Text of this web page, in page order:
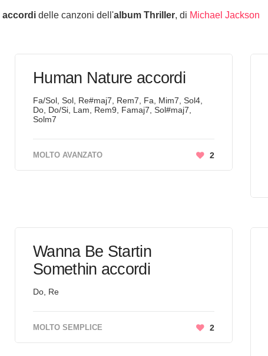
accordidelle canzoni dell'album Thriller, di Michael Jackson
Human Nature accordi
Fa/Sol, Sol, Re#maj7, Rem7, Fa, Mim7, Sol4,
Do, Do/Si, Lam, Rem9, Famaj7, Sol#maj7,
Solm7
MOLTO AVANZATO 2
Wanna Be Startin
Somethin accordi
Do, Re
MOLTO SEMPLICE 2